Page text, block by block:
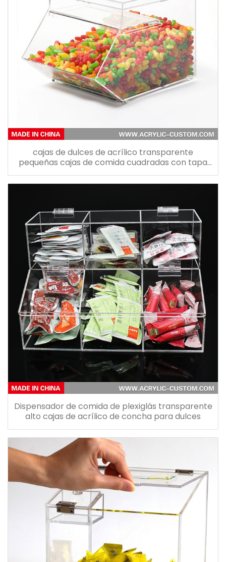
cajas de dulces de acrílico transparente
pequeñas cajas de comida cuadradas con tapa
abatible
Dispensador de comida de plexiglás transparente
alto cajas de acrílico de concha para dulces